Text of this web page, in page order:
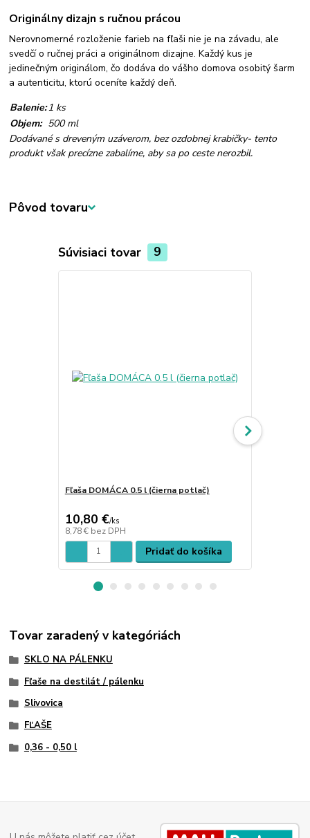
Originálny dizajn s ručnou prácou
Nerovnomerné rozloženie farieb na fľaši nie je na závadu, ale
svedčí o ručnej práci a originálnom dizajne. Každý kus je
jedinečným originálom, čo dodáva do vášho domova osobitý šarm
a autenticitu, ktorú oceníte každý deň.
Balenie:1 ks
Objem: 500 ml
Dodávané s dreveným uzáverom, bez ozdobnej krabičky- tento
produkt však precízne zabalíme, aby sa po ceste nerozbil.
Pôvod tovaru
Súvisiaci tovar 9
Fľaša DOMÁCA 0.5 l (čierna potlač)
10,80 €/ks
8,78 € bez DPH
Pridať do košíka
Tovar zaradený v kategóriách
SKLO NA PÁLENKU
Fľaše na destilát / pálenku
Slivovica
FĽAŠE
0,36 - 0,50 l